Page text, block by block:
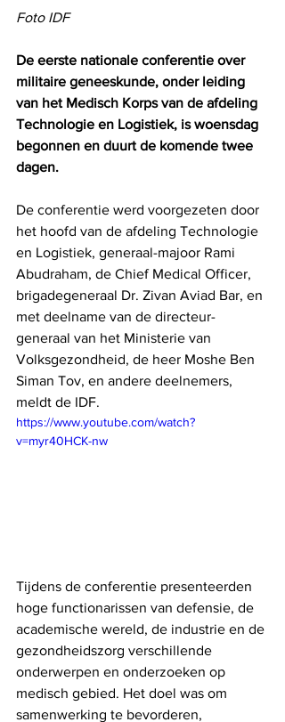
Foto IDF
De eerste nationale conferentie over
militaire geneeskunde, onder leiding
van het Medisch Korps van de afdeling
Technologie en Logistiek, is woensdag
begonnen en duurt de komende twee
dagen.
De conferentie werd voorgezeten door
het hoofd van de afdeling Technologie
en Logistiek, generaal-majoor Rami
Abudraham, de Chief Medical Officer,
brigadegeneraal Dr. Zivan Aviad Bar, en
met deelname van de directeur-
generaal van het Ministerie van
Volksgezondheid, de heer Moshe Ben
Siman Tov, en andere deelnemers,
meldt de IDF.
https://www.youtube.com/watch?
v=myr40HCK-nw
Tijdens de conferentie presenteerden
hoge functionarissen van defensie, de
academische wereld, de industrie en de
gezondheidszorg verschillende
onderwerpen en onderzoeken op
medisch gebied. Het doel was om
samenwerking te bevorderen,